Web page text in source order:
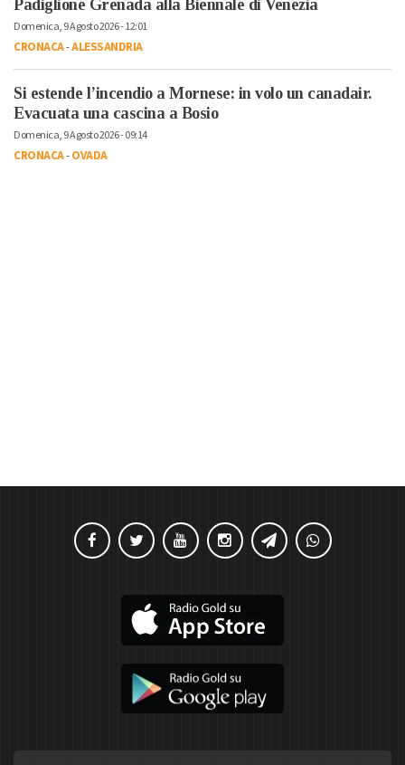
Padiglione Grenada alla Biennale di Venezia
Domenica, 9 Agosto 2026 - 12:01
CRONACA-ALESSANDRIA
Si estende l’incendio a Mornese: in volo un canadair.
Evacuata una cascina a Bosio
Domenica, 9 Agosto 2026 - 09:14
CRONACA-OVADA